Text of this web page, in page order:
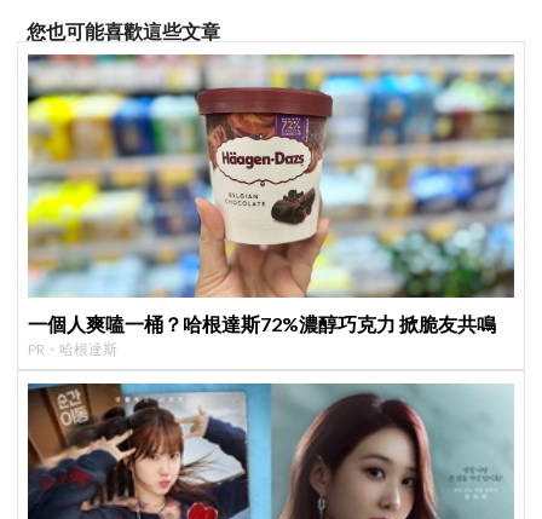
您也可能喜歡這些文章
一個人爽嗑一桶？哈根達斯72%濃醇巧克力 掀脆友共鳴
PR・哈根達斯